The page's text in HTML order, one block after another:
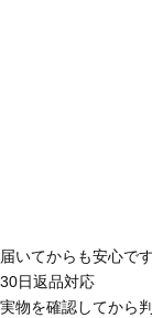
届いてからも安心です
30日返品対応
実物を確認してから